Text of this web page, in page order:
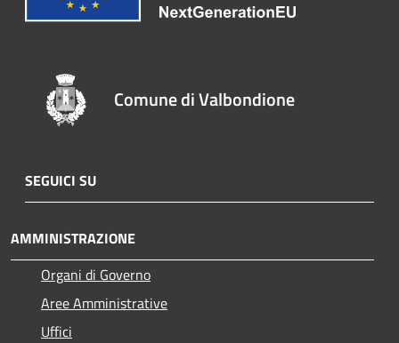
Comune di Valbondione
SEGUICI SU
AMMINISTRAZIONE
Organi di Governo
Aree Amministrative
Uffici